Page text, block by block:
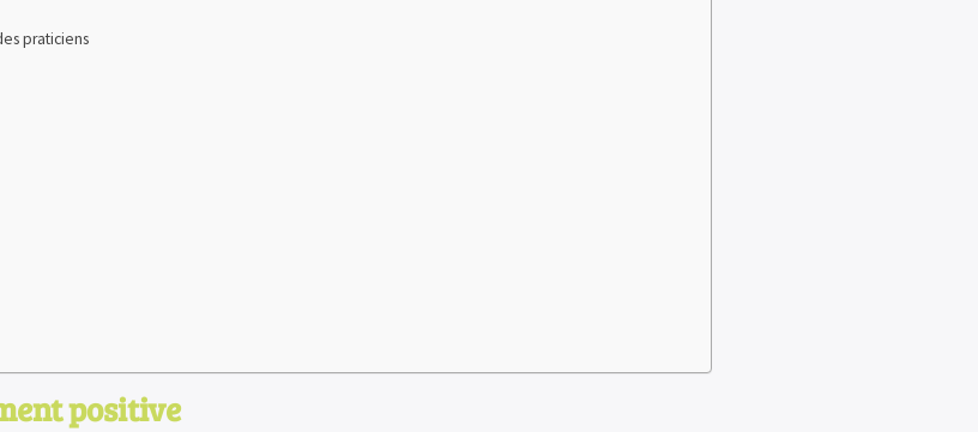
praticiens
positive